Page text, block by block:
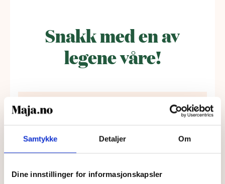
Samtykke Detaljer Om
Dine innstillinger for informasjonskapsler
Snakk med en av
legene våre!